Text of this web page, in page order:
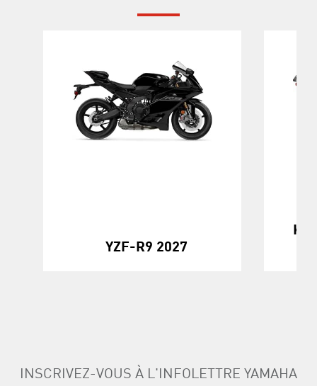
YZF-R9 2027
INSCRIVEZ-VOUS À L'INFOLETTRE YAMAHA